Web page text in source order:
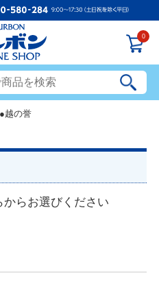
0
越の誉
らお選びください